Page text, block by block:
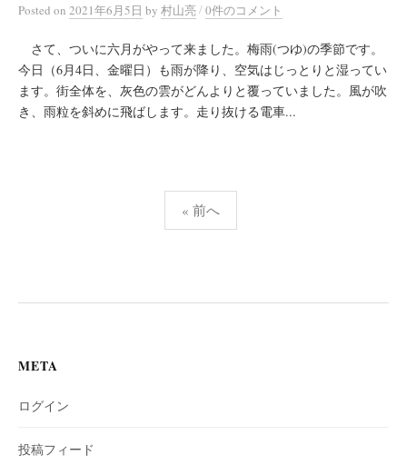
Posted on 2021年6月5日 by 村山亮/0件のコメント
さて、ついに六月がやって来ました。梅雨(つゆ)の季節です。
今日（6月4日、金曜日）も雨が降り、空気はじっとりと湿ってい
ます。街全体を、灰色の雲がどんよりと覆っていました。風が吹
き、雨粒を斜めに飛ばします。走り抜ける電車...
送
り
« 前へ
META
ログイン
投稿フィード